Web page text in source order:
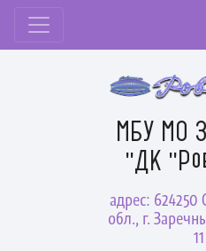
МБУ МО
"ДК
адрес: 624250
обл., г.
11